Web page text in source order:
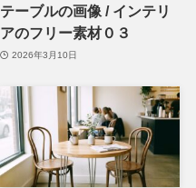
テーブルの画像 / インテリ
アのフリー素材０３
2026年3月10日